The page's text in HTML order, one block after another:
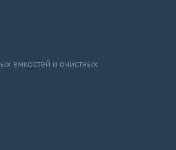
емкостей и очистных